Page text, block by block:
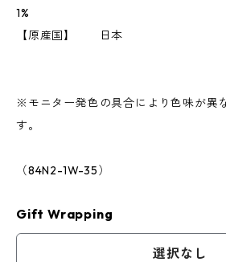
1%
【原産国】 日本
※モニター発色の具合により色味が異
す。
（84N2-1W-35）
Gift Wrapping
選択なし